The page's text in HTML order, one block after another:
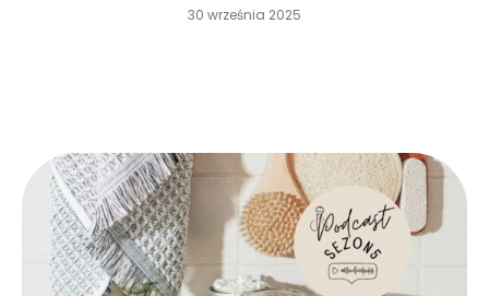
30 września 2025